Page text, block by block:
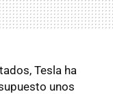
Tesla ha
unos